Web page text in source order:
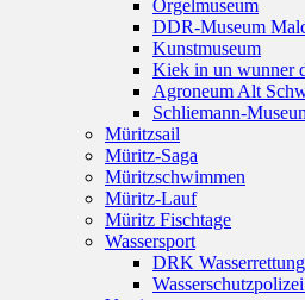
Orgelmuseum
DDR-Museum
Kunstmuseum
Kiek in un wunner
Agroneum Alt
Schliemann-
Müritzsail
Müritz-Saga
Müritzschwimmen
Müritz-Lauf
Müritz Fischtage
Wassersport
DRK